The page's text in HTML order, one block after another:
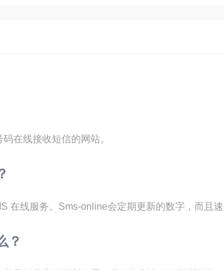
在线接收短信的网站。
在线服务。Sms-online会定期更新的数字，而且速
？